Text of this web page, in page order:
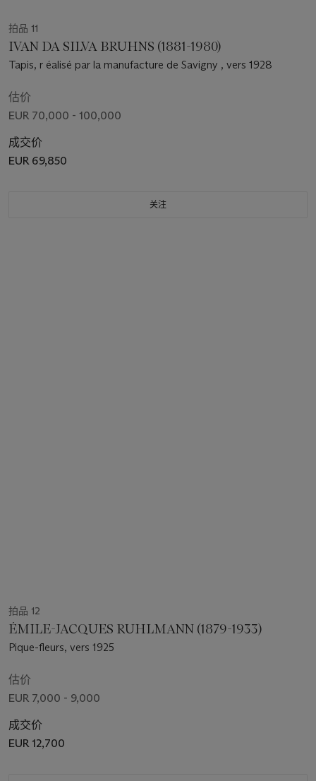
拍品 11
IVAN DA SILVA BRUHNS (1881-1980)
Tapis, r éalisé par la manufacture de Savigny , vers 1928
估价
EUR 70,000 - 100,000
成交价
EUR 69,850
关注
拍品 12
ÉMILE-JACQUES RUHLMANN (1879-1933)
Pique-fleurs, vers 1925
估价
EUR 7,000 - 9,000
成交价
EUR 12,700